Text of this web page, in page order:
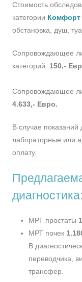
Стоимость
категории Комфорт
обстановка, душ,
Сопровождающее
категорий: 150,-
Сопровождающее
4.633,- Евро.
В случае показаний
лабораторные или
оплату.
диагностика:
МРТ простаты
МРТ почек
В
переводчика,
трансфер.